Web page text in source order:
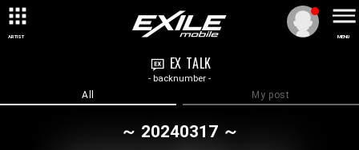
ARTIST MENU
EX TALK
- backnumber -
All My post
～ 20240317 ～